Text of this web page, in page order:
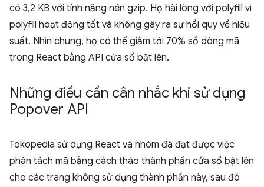
có 3,2 KB với tính năng nén gzip. Họ hài lòng với polyfill vì
polyfill hoạt động tốt và không gây ra sự hồi quy về hiệu
suất. Nhìn chung, họ có thể giảm tới 70% số dòng mã
trong React bằng API cửa sổ bật lên.
Những điều cần cân nhắc khi sử dụng
Popover API
Tokopedia sử dụng React và nhóm đã đạt được việc
phân tách mã bằng cách tháo thành phần cửa sổ bật lên
cho các trang không sử dụng thành phần này, sau đó